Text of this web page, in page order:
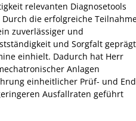
relevanten Diagnosetools
Durch die erfolgreiche
zuverlässiger und
und Sorgfalt geprägt
einhielt. Dadurch hat Herr
Anlagen
einheitlicher Prüf- und
Ausfallraten geführt